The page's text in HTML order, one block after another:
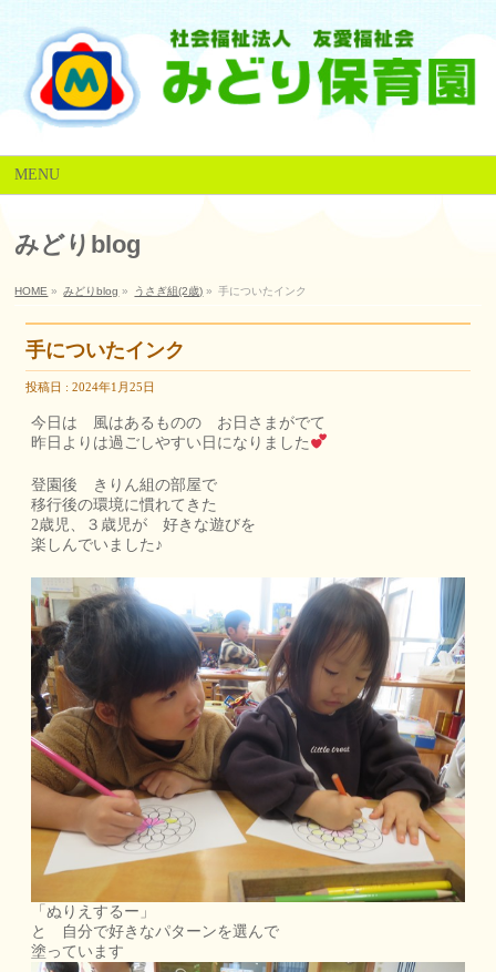
MENU
みどりblog
HOME » みどりblog » うさぎ組(2歳) » 手についたインク
手についたインク
投稿日 : 2024年1月25日
今日は 風はあるものの お日さまがでて
昨日よりは過ごしやすい日になりました
登園後 きりん組の部屋で
移行後の環境に慣れてきた
2歳児、３歳児が 好きな遊びを
楽しんでいました♪
「ぬりえするー」
と 自分で好きなパターンを選んで
塗っています